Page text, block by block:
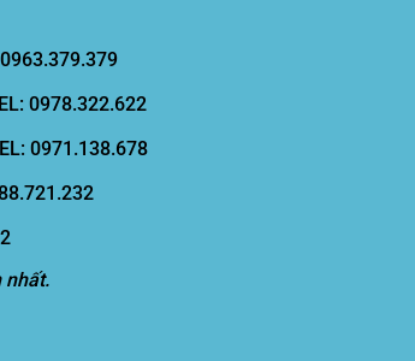
0978.322.622
0971.138.678
nhất.